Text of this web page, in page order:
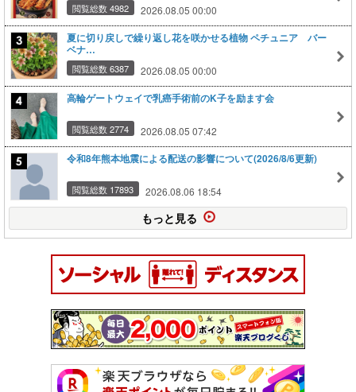
閲覧総数 4982 2026.08.05 00:00
夏に切り戻しで繰り返し花を咲かせる植物 ペチュニア バー
ベナ…
閲覧総数 6387 2026.08.05 00:00
高輪ゲートウェイで乳癌手術前のK子を励ます会
閲覧総数 2774 2026.08.05 07:42
令和8年熊本地震による配送の影響について(2026/8/6更新)
閲覧総数 17893 2026.08.06 18:54
もっと見る